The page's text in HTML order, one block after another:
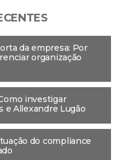
da empresa: Por
organização
investigar
e Allexandre Lugão
do compliance